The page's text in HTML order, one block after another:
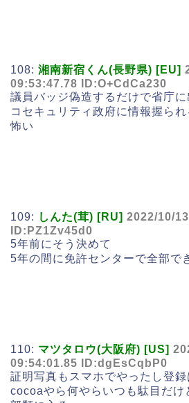
108: 湘南新宿くん(長野県) [EU]
09:53:47.78 ID:O+CdCa230
議員バッジ偽造するだけで省庁
コセキュリティ政府に情報握ら
怖い
109: しんた(茸) [RU] 2022/10/
ID:PZ1Zv45d0
5年前にそう決めて
5年の間に免許センターで全部で
110: マツタロウ(大阪府) [US]
09:54:01.85 ID:dgEsCqbP0
証明写真もスマホでやったし登
cocoaやら何やらいつも駄目だけ